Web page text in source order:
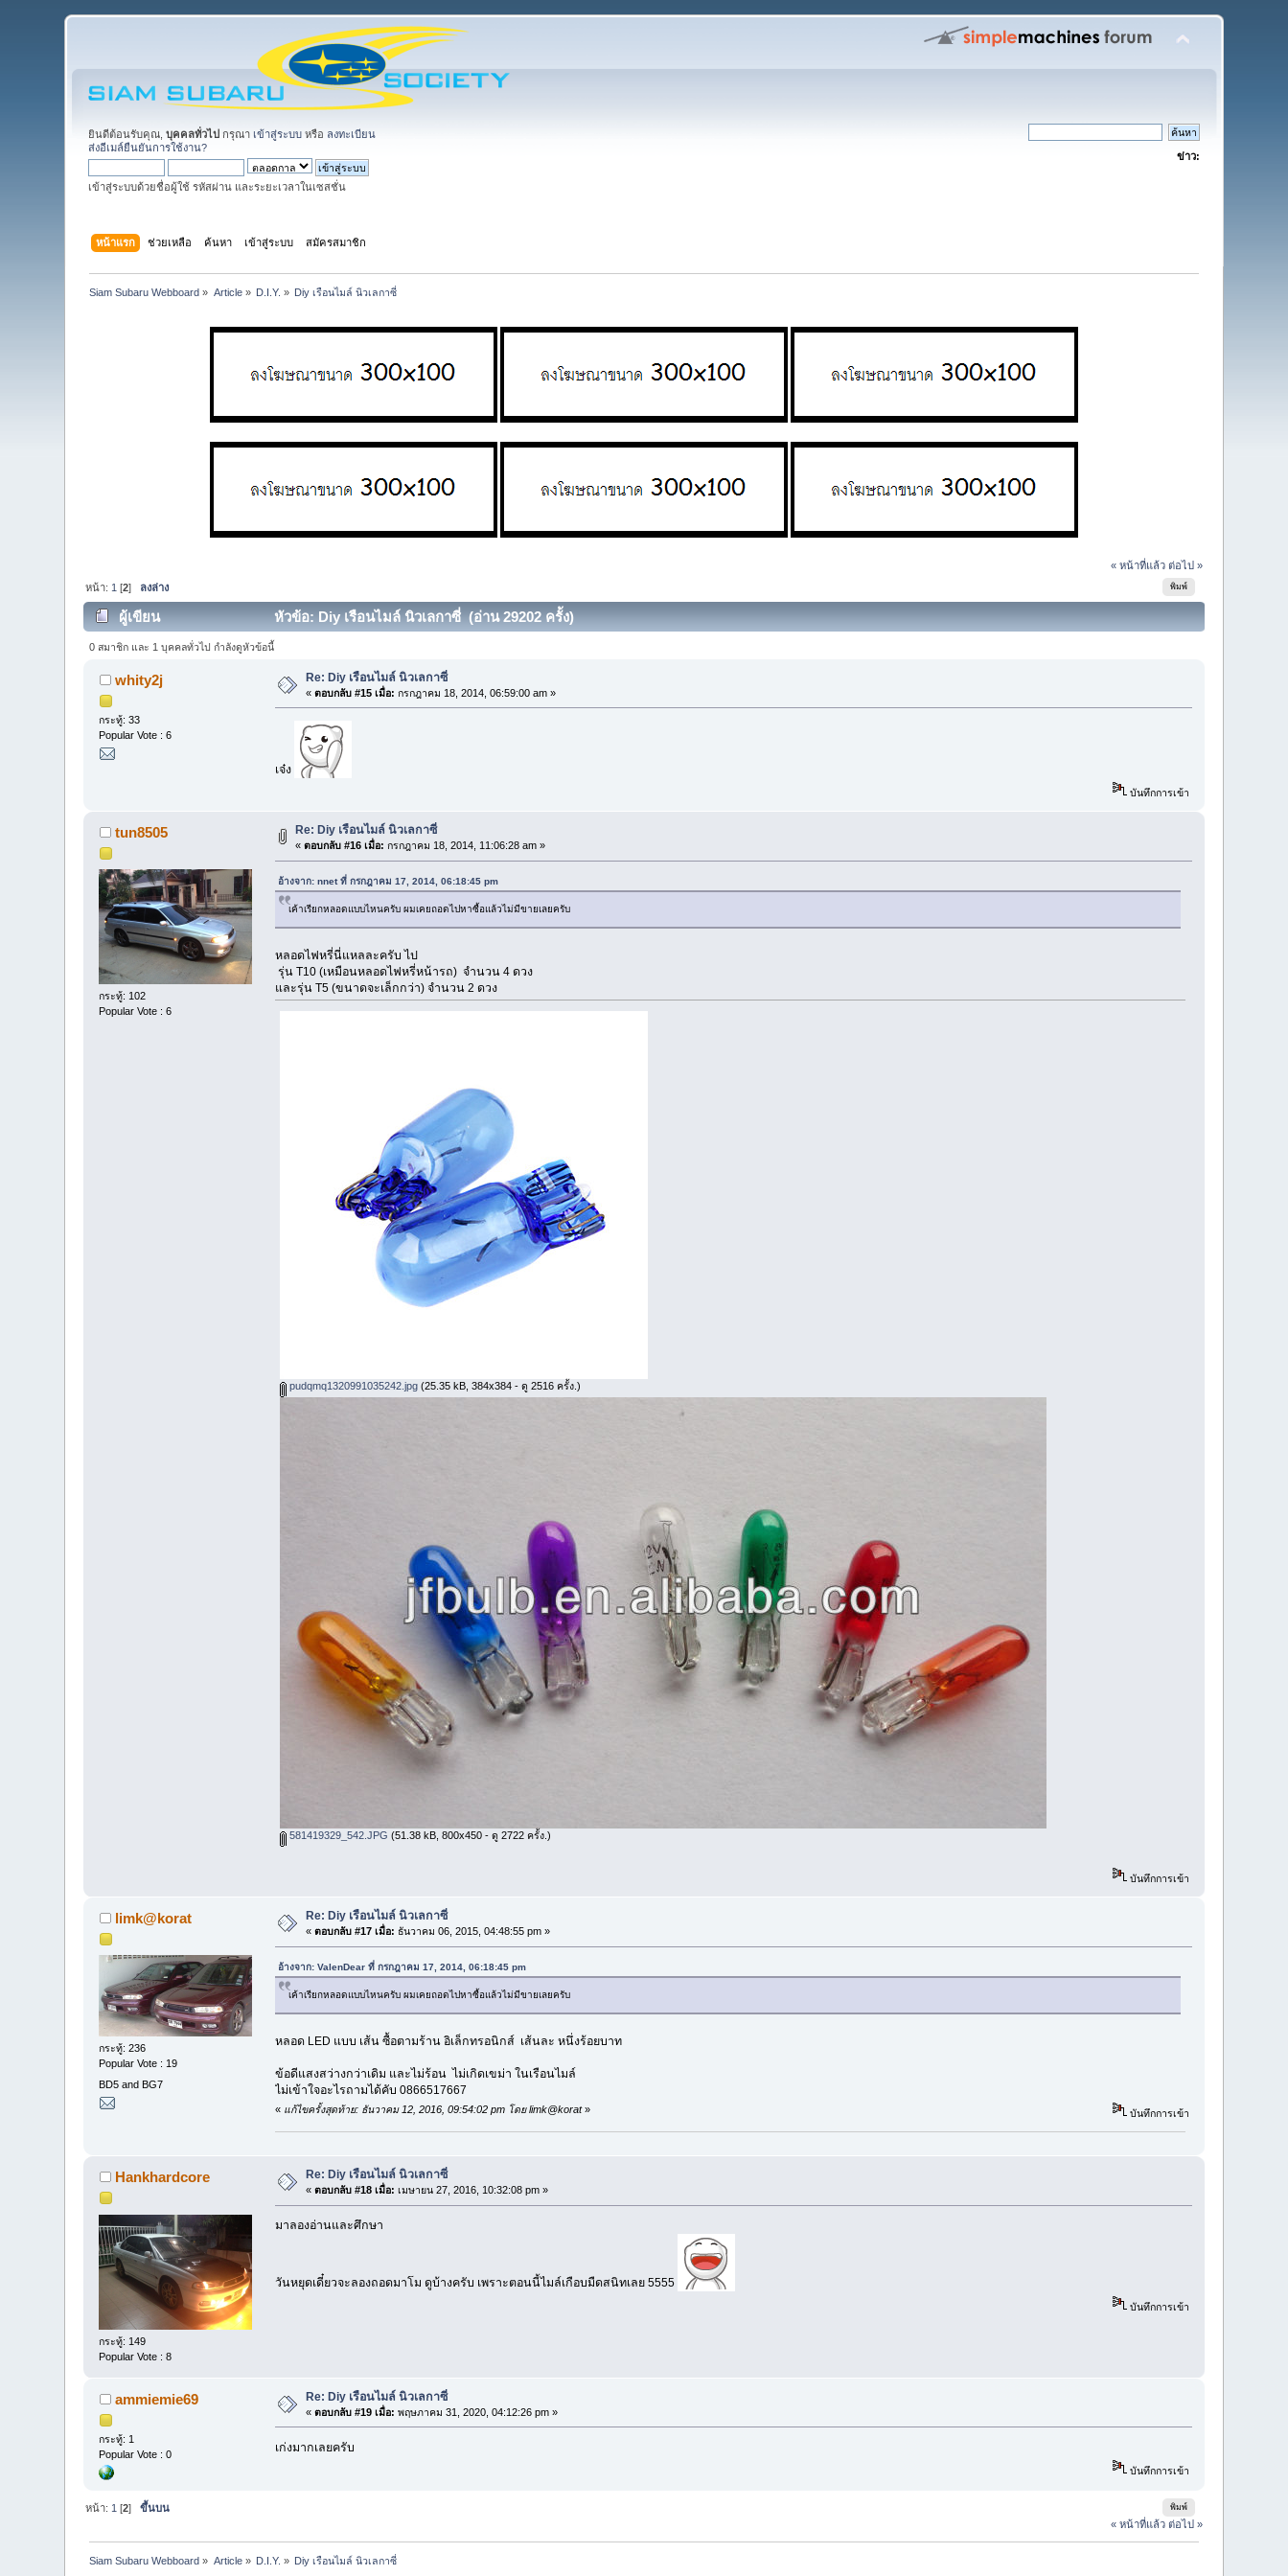
ยินดีต้อนรับคุณ,บุคคลทั่วไป กรุณา เข้าสู่ระบบ หรือ ลงทะเบียน
ส่งอีเมล์ยืนยันการใช้งาน?
เข้าสู่ระบบด้วยชื่อผู้ใช้ รหัสผ่าน และระยะเวลาในเซสชั่น
ข่าว:
หน้าแรก ช่วยเหลือ ค้นหา เข้าสู่ระบบ สมัครสมาชิก
Siam Subaru Webboard » Article» D.I.Y. » Diy เรือนไมล์ นิวเลกาซี่
« หน้าที่แล้ว ต่อไป »
พิมพ์
หน้า: 1 [2] ลงล่าง
ผู้เขียน หัวข้อ: Diy เรือนไมล์ นิวเลกาซี่ (อ่าน 29202 ครั้ง)
0 สมาชิก และ 1 บุคคลทั่วไป กำลังดูหัวข้อนี้
whity2j
กระทู้: 33
Popular Vote : 6
Re: Diy เรือนไมล์ นิวเลกาซี่
«ตอบกลับ #15 เมื่อ: กรกฎาคม 18, 2014, 06:59:00 am »
เจ๋ง
บันทึกการเข้า
tun8505
กระทู้: 102
Popular Vote : 6
Re: Diy เรือนไมล์ นิวเลกาซี่
«ตอบกลับ #16 เมื่อ: กรกฎาคม 18, 2014, 11:06:28 am »
อ้างจาก: nnet ที่ กรกฎาคม 17, 2014, 06:18:45 pm
เค้าเรียกหลอดแบบไหนครับ ผมเคยถอดไปหาซื้อแล้วไม่มีขายเลยครับ
หลอดไฟหรี่นี่แหลละครับ ไป
รุ่น T10 (เหมือนหลอดไฟหรี่หน้ารถ) จำนวน 4 ดวง
และรุ่น T5 (ขนาดจะเล็กกว่า) จำนวน 2 ดวง
pudqmq1320991035242.jpg (25.35 kB, 384x384 - ดู 2516 ครั้ง.)
581419329_542.JPG (51.38 kB, 800x450 - ดู 2722 ครั้ง.)
บันทึกการเข้า
limk@korat
กระทู้: 236
Popular Vote : 19
BD5 and BG7
Re: Diy เรือนไมล์ นิวเลกาซี่
«ตอบกลับ #17 เมื่อ: ธันวาคม 06, 2015, 04:48:55 pm »
อ้างจาก: ValenDear ที่ กรกฎาคม 17, 2014, 06:18:45 pm
เค้าเรียกหลอดแบบไหนครับ ผมเคยถอดไปหาซื้อแล้วไม่มีขายเลยครับ
หลอด LED แบบ เส้น ซื้อตามร้าน อิเล็กทรอนิกส์ เส้นละ หนึ่งร้อยบาท
ข้อดีแสงสว่างกว่าเดิม และไม่ร้อน ไม่เกิดเขม่า ในเรือนไมล์
ไม่เข้าใจอะไรถามได้คับ 0866517667
« แก้ไขครั้งสุดท้าย: ธันวาคม 12, 2016, 09:54:02 pm โดย limk@korat» บันทึกการเข้า
Hankhardcore
กระทู้: 149
Popular Vote : 8
Re: Diy เรือนไมล์ นิวเลกาซี่
«ตอบกลับ #18 เมื่อ: เมษายน 27, 2016, 10:32:08 pm »
มาลองอ่านและศึกษา
วันหยุดเดี๋ยวจะลองถอดมาโม ดูบ้างครับ เพราะตอนนี้ไมล์เกือบมืดสนิทเลย 5555
บันทึกการเข้า
ammiemie69
กระทู้: 1
Popular Vote : 0
Re: Diy เรือนไมล์ นิวเลกาซี่
«ตอบกลับ #19 เมื่อ: พฤษภาคม 31, 2020, 04:12:26 pm »
เก่งมากเลยครับ
บันทึกการเข้า
พิมพ์
หน้า: 1 [2]ขึ้นบน
« หน้าที่แล้ว ต่อไป »
Siam Subaru Webboard » Article» D.I.Y. » Diy เรือนไมล์ นิวเลกาซี่